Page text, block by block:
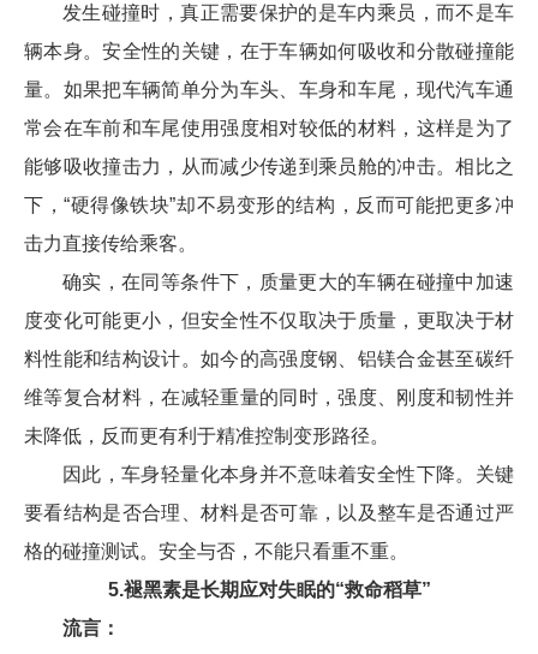
发生碰撞时，真正需要保护的是车内乘员，而不是车
辆本身。安全性的关键，在于车辆如何吸收和分散碰撞能
量。如果把车辆简单分为车头、车身和车尾，现代汽车通
常会在车前和车尾使用强度相对较低的材料，这样是为了
能够吸收撞击力，从而减少传递到乘员舱的冲击。相比之
下，“硬得像铁块”却不易变形的结构，反而可能把更多冲
击力直接传给乘客。
确实，在同等条件下，质量更大的车辆在碰撞中加速
度变化可能更小，但安全性不仅取决于质量，更取决于材
料性能和结构设计。如今的高强度钢、铝镁合金甚至碳纤
维等复合材料，在减轻重量的同时，强度、刚度和韧性并
未降低，反而更有利于精准控制变形路径。
因此，车身轻量化本身并不意味着安全性下降。关键
要看结构是否合理、材料是否可靠，以及整车是否通过严
格的碰撞测试。安全与否，不能只看重不重。
5.褪黑素是长期应对失眠的“救命稻草”
流言：